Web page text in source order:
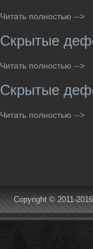
Читать полностью -->
Скрытые
Читать полностью -->
Скрытые
Читать полностью -->
Copyright © 2011-